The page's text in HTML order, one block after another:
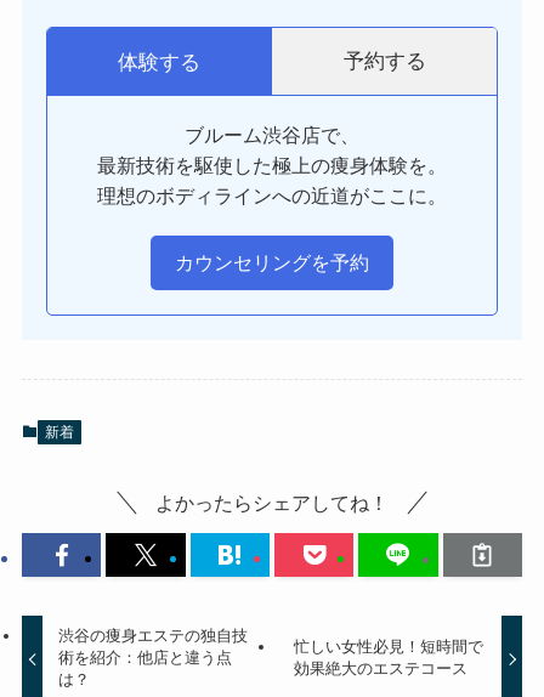
体験する 予約する
ブルーム渋谷店で、
最新技術を駆使した極上の痩身体験を。
理想のボディラインへの近道がここに。
カウンセリングを予約
新着
よかったらシェアしてね！
渋谷の痩身エステの独自技
術を紹介：他店と違う点
は？
忙しい女性必見！短時間で
効果絶大のエステコース